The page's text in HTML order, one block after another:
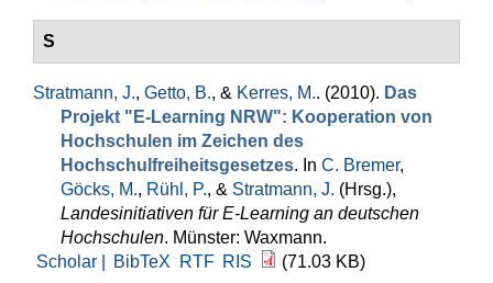
S
Stratmann, J., Getto, B., & Kerres, M.. (2010). Das
Projekt "E-Learning NRW": Kooperation von
Hochschulen im Zeichen des
Hochschulfreiheitsgesetzes. In C. Bremer,
Göcks, M., Rühl, P., & Stratmann, J. (Hrsg.),
Landesinitiativen für E-Learning an deutschen
Hochschulen. Münster: Waxmann.
Scholar |
BibTeX RTF RIS (71.03 KB)